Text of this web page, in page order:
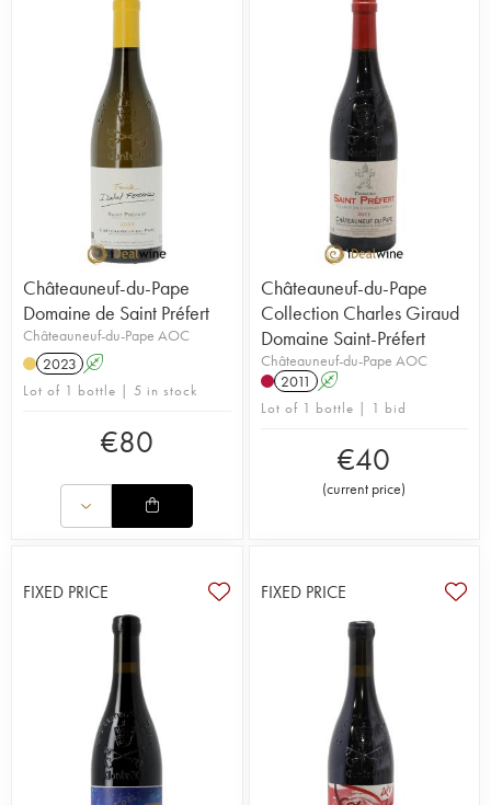
Châteauneuf-du-Pape
Domaine de Saint Préfert
Châteauneuf-du-Pape AOC
2023 A
Lot of 1 bottle | 5 in stock
€80
Châteauneuf-du-Pape
Collection Charles Giraud
Domaine Saint-Préfert
Châteauneuf-du-Pape AOC
2011 A
Lot of 1 bottle | 1 bid
€40
(current price)
FIXED PRICE FIXED PRICE